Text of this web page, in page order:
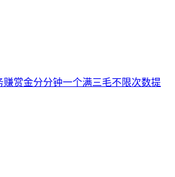
赏金分分钟一个满三毛不限次数提